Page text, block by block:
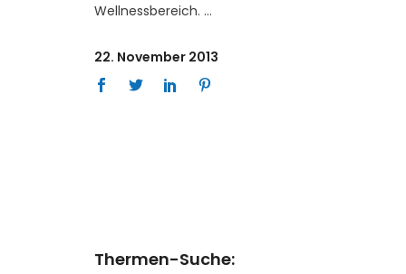
Wellnessbereich.
22. November 2013
Thermen-Suche: